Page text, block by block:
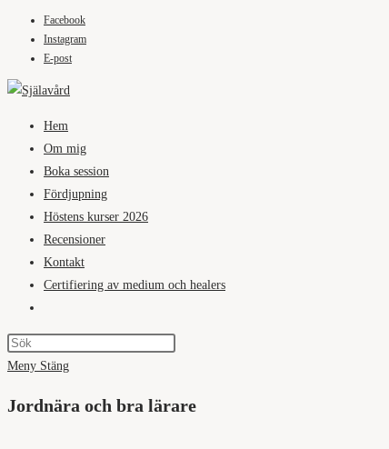
Hoppa
innehållet
Facebook
Instagram
E-post
Hem
Om mig
Boka session
Fördjupning
Höstens kurser 2026
Recensioner
Kontakt
Certifiering av medium och healers
webbplatssökning
Meny Stäng
Jordnära och bra lärare